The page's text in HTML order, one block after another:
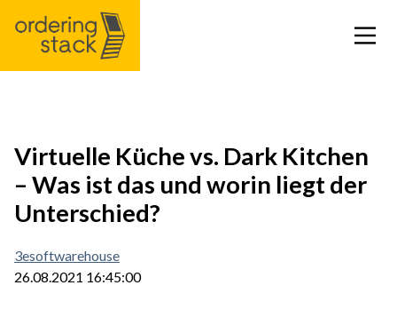
Case study
Virtuelle Küche vs. Dark Kitchen
– Was ist das und worin liegt der
Unterschied?
3esoftwarehouse
26.08.2021 16:45:00